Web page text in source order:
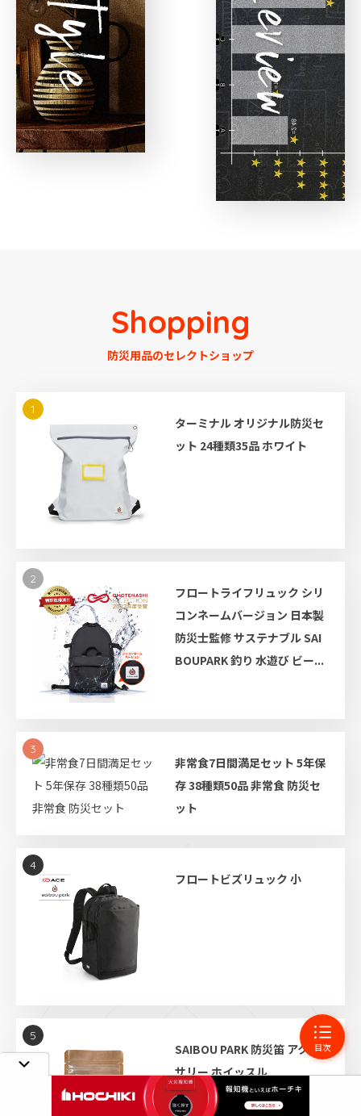
目次
Shopping
防災用品のセレクトショップ
ターミナル オリジナル防災セ
ット 24種類35品 ホワイト
1
フロートライフリュック シリ
コンネームバージョン 日本製
防災士監修 サステナブル SAI
BOUPARK 釣り 水遊び ビー...
2
非常食7日間満足セット 5年保
存 38種類50品 非常食 防災セ
ット
3
フロートビズリュック 小
4
SAIBOU PARK 防災笛 アクセ
サリー ホイッスル
5